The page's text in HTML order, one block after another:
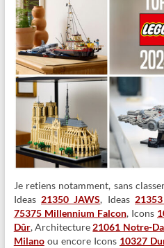
Je retiens notamment, sans
Ideas 21350 JAWS, Ideas
75375 Millennium Falcon, Icons
Dûr, Architecture 21061 Notre-
Milanoou encore Icons 10327